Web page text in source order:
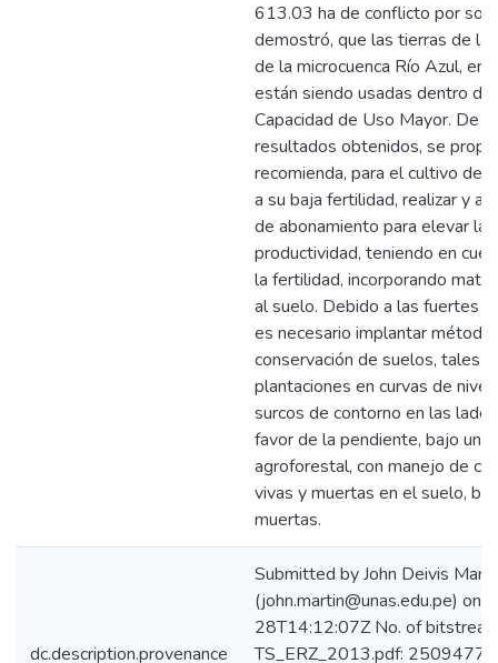
613.03 ha de conflicto por
demostró, que las tierras de la
de la microcuenca Río Azul, en
están siendo usadas dentro de
Capacidad de Uso Mayor. De
resultados obtenidos, se
recomienda, para el cultivo de
a su baja fertilidad, realizar y
de abonamiento para elevar la
productividad, teniendo en
la fertilidad, incorporando
al suelo. Debido a las fuertes
es necesario implantar
conservación de suelos, tales
plantaciones en curvas de
surcos de contorno en las
favor de la pendiente, bajo un
agroforestal, con manejo de
vivas y muertas en el suelo,
muertas.
dc.description.provenance
Submitted by John Deivis
(john.martin@unas.edu.pe)
28T14:12:07Z No. of
TS_ERZ_2013.pdf: 2509477